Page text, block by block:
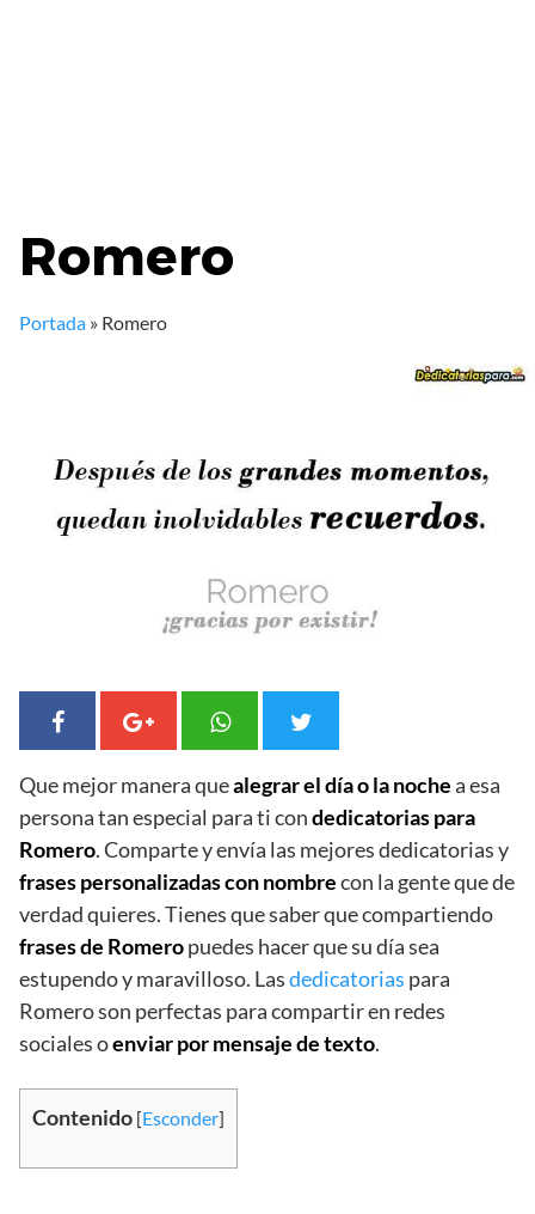
Romero
Portada » Romero
Que mejor manera quealegrar el día o la nochea esa
persona tan especial para ti condedicatorias para
Romero. Comparte y envía las mejores dedicatorias y
frases personalizadas con nombrecon la gente que de
verdad quieres. Tienes que saber que compartiendo
frases de Romeropuedes hacer que su día sea
estupendo y maravilloso. Lasdedicatorias para
Romero son perfectas para compartir en redes
sociales oenviar por mensaje de texto.
Contenido [Esconder]